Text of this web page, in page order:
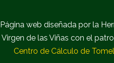
Página web diseñada por la
Virgen de las Viñas con el
Centro de Cálculo de